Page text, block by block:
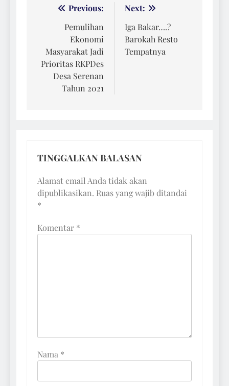
NavigasiPrevious:
Pemulihan
Ekonomi
Masyarakat Jadi
Prioritas RKPDes
Desa Serenan
Tahun 2021
Next:
Iga Bakar….?
Barokah Resto
Tempatnya
TINGGALKAN BALASAN
Alamat email Anda tidak akan
dipublikasikan. Ruas yang wajib ditandai
*
Komentar *
Nama *